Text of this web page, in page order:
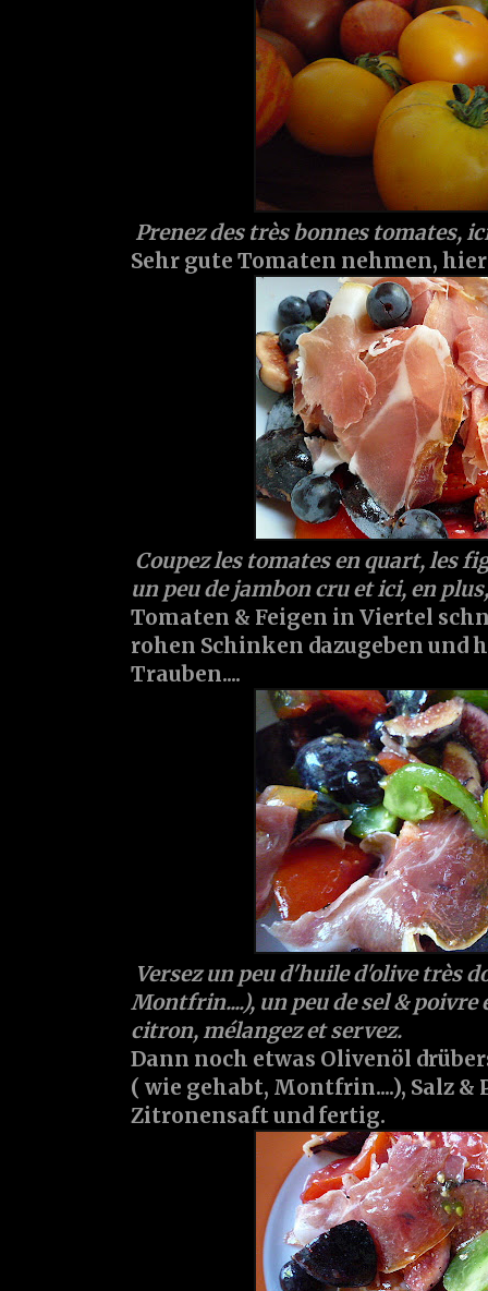
Prenez des très bonnes tomates,
Sehr gute Tomaten nehmen,
Coupez les tomates en quart, les
un peu de jambon cru et ici, en
Tomaten & Feigen in Viertel
rohen Schinken dazugeben und
Trauben....
Versez un peu d'huile d'olive très
Montfrin....), un peu de sel & poivre
citron, mélangez et servez.
Dann noch etwas Olivenöl
( wie gehabt, Montfrin....), Salz &
Zitronensaft und fertig.